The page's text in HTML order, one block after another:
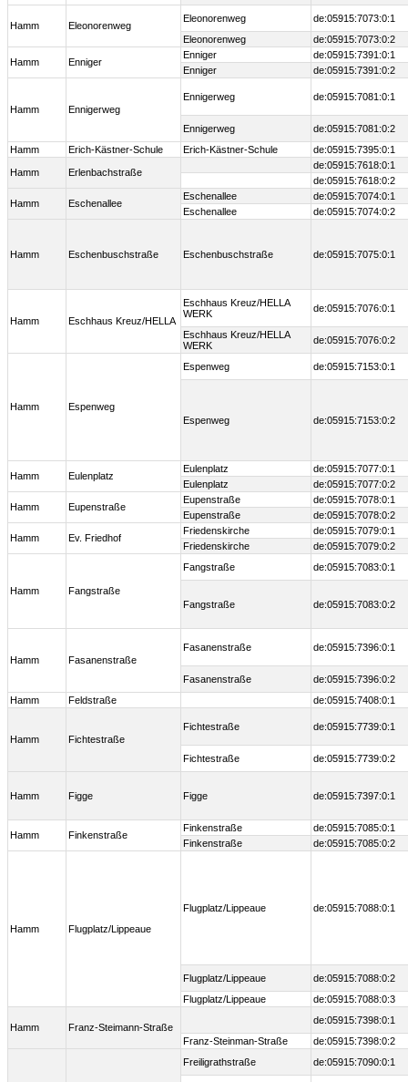
Hamm Eleonorenweg
Eleonorenweg
de:05915:7073:0:1
Eleonorenweg
de:05915:7073:0:2
Hamm Enniger
Enniger
de:05915:7391:0:1
Enniger
de:05915:7391:0:2
Hamm Ennigerweg
Ennigerweg de:05915:7081:0:1
Ennigerweg
de:05915:7081:0:2
Hamm
Erich-Kästner-Schule Erich-Kästner-Schule de:05915:7395:0:1
Hamm Erlenbachstraße
de:05915:7618:0:1
de:05915:7618:0:2
Hamm Eschenallee
Eschenallee
de:05915:7074:0:1
Eschenallee
de:05915:7074:0:2
Hamm Eschenbuschstraße Eschenbuschstraße de:05915:7075:0:1
Hamm Eschhaus Kreuz/HELLA
Eschhaus Kreuz/HELLA
WERK
de:05915:7076:0:1
Eschhaus Kreuz/HELLA
WERK
de:05915:7076:0:2
Hamm Espenweg
Espenweg de:05915:7153:0:1
Espenweg de:05915:7153:0:2
Hamm Eulenplatz
Eulenplatz
de:05915:7077:0:1
Eulenplatz
de:05915:7077:0:2
Hamm Eupenstraße
Eupenstraße
de:05915:7078:0:1
Eupenstraße
de:05915:7078:0:2
Hamm Ev. Friedhof
Friedenskirche
de:05915:7079:0:1
Friedenskirche
de:05915:7079:0:2
Hamm Fangstraße
Fangstraße de:05915:7083:0:1
Fangstraße de:05915:7083:0:2
Hamm Fasanenstraße
Fasanenstraße de:05915:7396:0:1
Fasanenstraße
de:05915:7396:0:2
Hamm
Feldstraße de:05915:7408:0:1
Hamm Fichtestraße
Fichtestraße de:05915:7739:0:1
Fichtestraße de:05915:7739:0:2
Hamm Figge Figge de:05915:7397:0:1
Hamm Finkenstraße
Finkenstraße
de:05915:7085:0:1
Finkenstraße
de:05915:7085:0:2
Hamm Flugplatz/Lippeaue
Flugplatz/Lippeaue de:05915:7088:0:1
Flugplatz/Lippeaue
de:05915:7088:0:2
Flugplatz/Lippeaue
de:05915:7088:0:3
Hamm Franz-Steimann-Straße
de:05915:7398:0:1
Franz-Steinman-Straße
de:05915:7398:0:2
Freiligrathstraße de:05915:7090:0:1